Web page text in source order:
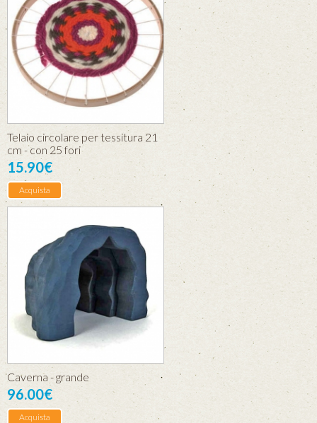
Telaio circolare per tessitura 21
cm - con 25 fori
15.90€
Acquista
Caverna - grande
96.00€
Acquista